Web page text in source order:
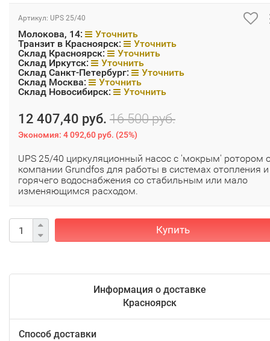
Артикул: UPS 25/40
Молокова, 14:
Уточнить
Транзит в Красноярск:
Уточнить
Склад Красноярск:
Уточнить
Склад Иркутск:
Уточнить
Склад Санкт-Петербург:
Уточнить
Склад Москва:
Уточнить
Склад Новосибирск:
Уточнить
12 407,40 руб. 16 500 руб.
Экономия: 4 092,60 руб. (25%)
UPS 25/40 циркуляционный насос с 'мокрым' ротором
компании Grundfos для работы в системах отопления и
горячего водоснабжения со стабильным или мало
изменяющимся расходом.
Купить
Информация о доставке
Красноярск
Способ доставки